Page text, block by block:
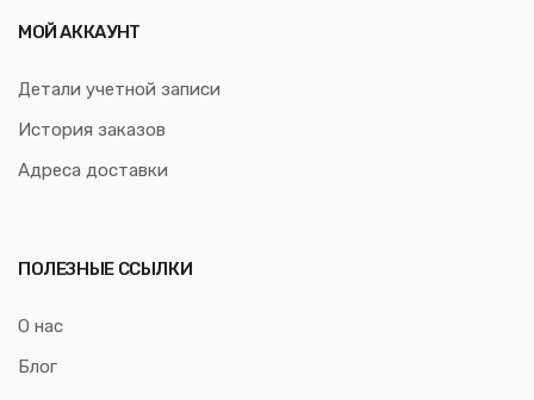
МОЙ АККАУНТ
Детали учетной записи
История заказов
Адреса доставки
ПОЛЕЗНЫЕ ССЫЛКИ
О нас
Блог